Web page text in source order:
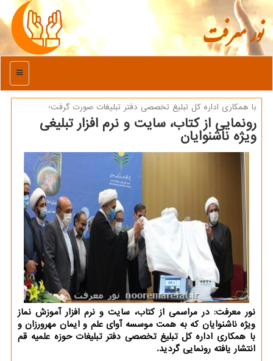
نور معرفت
منو
با همكاری اداره كل تبلیغ تخصصی دفتر تبلیغات صورت گرفت؛
رونمایی از كتاب، سایت و نرم افزار تبلیغی
ویژه ناشنوایان
نور معرفت: در مراسمی از کتاب، سایت و نرم افزار آموزش نماز
ویژه ناشنوایان که به همت موسسه آوای علم و ایمان مهرورزان و
با همکاری اداره کل تبلیغ تخصصی دفتر تبلیغات حوزه علمیه قم
انتشار یافته رونمایی گردید.